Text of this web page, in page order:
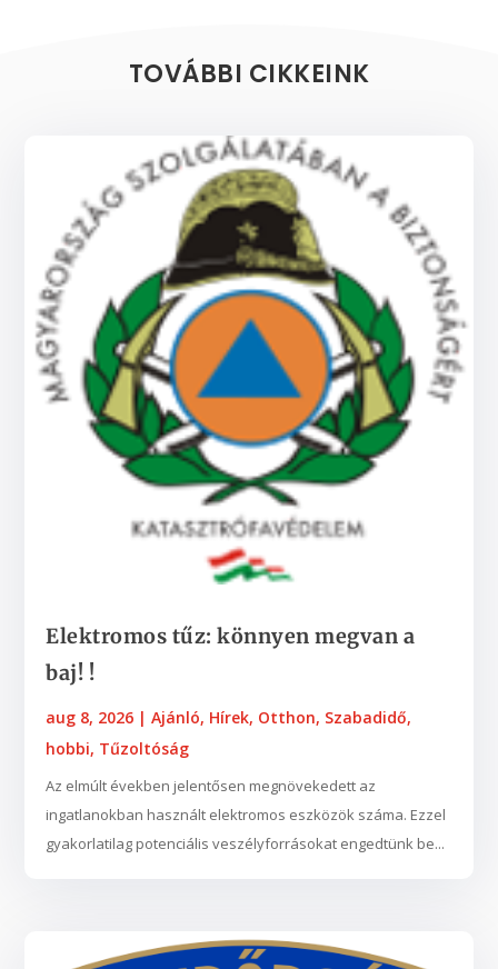
TOVÁBBI CIKKEINK
Elektromos tűz: könnyen megvan a
baj! !
aug 8, 2026 |Ajánló, Hírek, Otthon, Szabadidő,
hobbi, Tűzoltóság
Az elmúlt években jelentősen megnövekedett az
ingatlanokban használt elektromos eszközök száma. Ezzel
gyakorlatilag potenciális veszélyforrásokat engedtünk be...